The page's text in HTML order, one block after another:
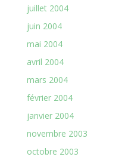
juillet 2004
juin 2004
mai 2004
avril 2004
mars 2004
février 2004
janvier 2004
novembre 2003
octobre 2003